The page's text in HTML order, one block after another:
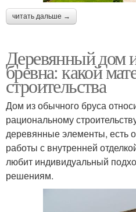
читать дальше →
Деревянный дом
бревна: какой
строительства
Дом из обычного бруса
рациональному
деревянные элементы, есть
работы с внутренней
любит индивидуальный
решениям.